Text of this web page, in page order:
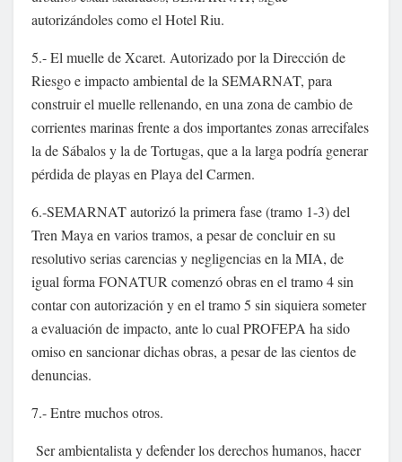
autorizándoles como el Hotel Riu.
5.- El muelle de Xcaret. Autorizado por la Dirección de
Riesgo e impacto ambiental de la SEMARNAT, para
construir el muelle rellenando, en una zona de cambio de
corrientes marinas frente a dos importantes zonas arrecifales
la de Sábalos y la de Tortugas, que a la larga podría generar
pérdida de playas en Playa del Carmen.
6.-SEMARNAT autorizó la primera fase (tramo 1-3) del
Tren Maya en varios tramos, a pesar de concluir en su
resolutivo serias carencias y negligencias en la MIA, de
igual forma FONATUR comenzó obras en el tramo 4 sin
contar con autorización y en el tramo 5 sin siquiera someter
a evaluación de impacto, ante lo cual PROFEPA ha sido
omiso en sancionar dichas obras, a pesar de las cientos de
denuncias.
7.- Entre muchos otros.
Ser ambientalista y defender los derechos humanos, hacer